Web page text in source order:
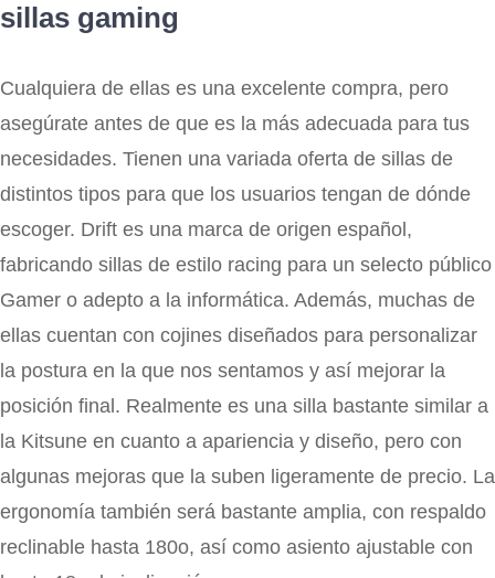
sillas gaming
Cualquiera de ellas es una excelente compra, pero
asegúrate antes de que es la más adecuada para tus
necesidades. Tienen una variada oferta de sillas de
distintos tipos para que los usuarios tengan de dónde
escoger. Drift es una marca de origen español,
fabricando sillas de estilo racing para un selecto público
Gamer o adepto a la informática. Además, muchas de
ellas cuentan con cojines diseñados para personalizar
la postura en la que nos sentamos y así mejorar la
posición final. Realmente es una silla bastante similar a
la Kitsune en cuanto a apariencia y diseño, pero con
algunas mejoras que la suben ligeramente de precio. La
ergonomía también será bastante amplia, con respaldo
reclinable hasta 180o, así como asiento ajustable con